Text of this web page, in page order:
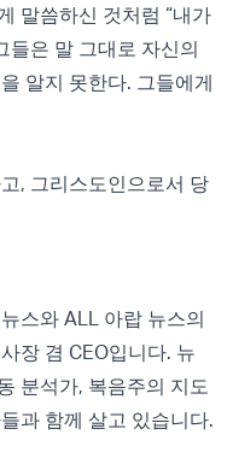
말씀하신 것처럼 “내가
들은 말 그대로 자신의
알지 못한다. 그들에게
, 그리스도인으로서 당
스와 ALL 아랍 뉴스의
장 겸 CEO입니다. 뉴
분석가, 복음주의 지도
과 함께 살고 있습니다.